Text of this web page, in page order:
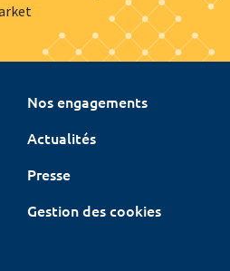
Nos engagements
Actualités
Presse
Gestion des cookies